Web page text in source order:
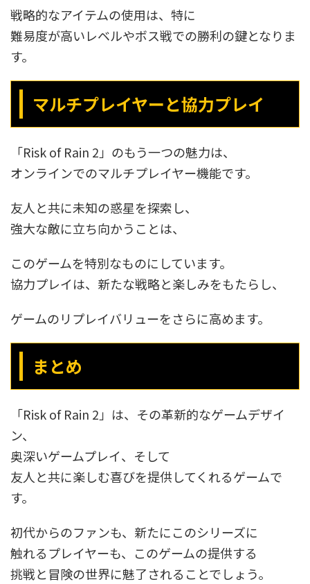
戦略的なアイテムの使用は、特に
難易度が高いレベルやボス戦での勝利の鍵となりま
す。
マルチプレイヤーと協力プレイ
「Risk of Rain 2」のもう一つの魅力は、
オンラインでのマルチプレイヤー機能です。
友人と共に未知の惑星を探索し、
強大な敵に立ち向かうことは、
このゲームを特別なものにしています。
協力プレイは、新たな戦略と楽しみをもたらし、
ゲームのリプレイバリューをさらに高めます。
まとめ
「Risk of Rain 2」は、その革新的なゲームデザイ
ン、
奥深いゲームプレイ、そして
友人と共に楽しむ喜びを提供してくれるゲームで
す。
初代からのファンも、新たにこのシリーズに
触れるプレイヤーも、このゲームの提供する
挑戦と冒険の世界に魅了されることでしょう。